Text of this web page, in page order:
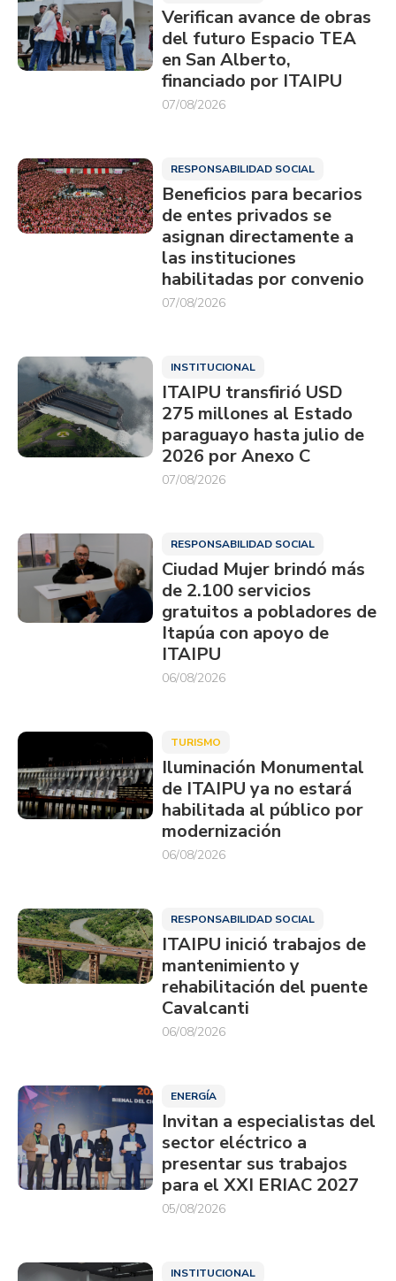
Verifican avance de obras
del futuro Espacio TEA
en San Alberto,
financiado por ITAIPU
07/08/2026
RESPONSABILIDAD SOCIAL
Beneficios para becarios
de entes privados se
asignan directamente a
las instituciones
habilitadas por convenio
07/08/2026
INSTITUCIONAL
ITAIPU transfirió USD
275 millones al Estado
paraguayo hasta julio de
2026 por Anexo C
07/08/2026
RESPONSABILIDAD SOCIAL
Ciudad Mujer brindó más
de 2.100 servicios
gratuitos a pobladores de
Itapúa con apoyo de
ITAIPU
06/08/2026
TURISMO
Iluminación Monumental
de ITAIPU ya no estará
habilitada al público por
modernización
06/08/2026
RESPONSABILIDAD SOCIAL
ITAIPU inició trabajos de
mantenimiento y
rehabilitación del puente
Cavalcanti
06/08/2026
ENERGÍA
Invitan a especialistas del
sector eléctrico a
presentar sus trabajos
para el XXI ERIAC 2027
05/08/2026
INSTITUCIONAL